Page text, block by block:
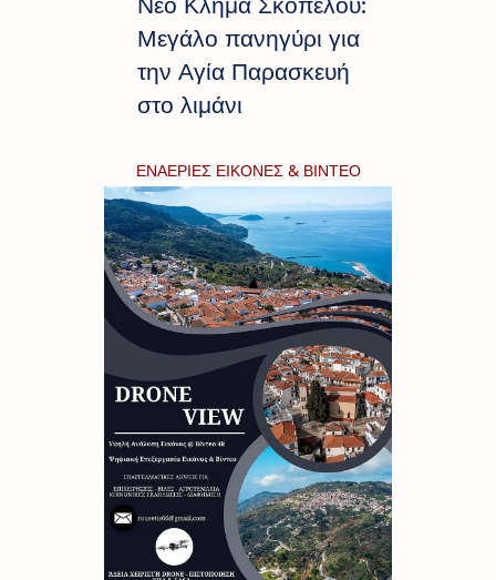
Μεγάλο πανηγύρι για
την Αγία Παρασκευή
στο λιμάνι
ΕΝΑΕΡΙΕΣ ΕΙΚΟΝΕΣ & ΒΙΝΤΕΟ